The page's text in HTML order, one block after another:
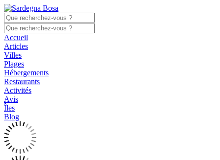
Accueil
Articles
Villes
Plages
Hébergements
Restaurants
Activités
Avis
Îles
Blog